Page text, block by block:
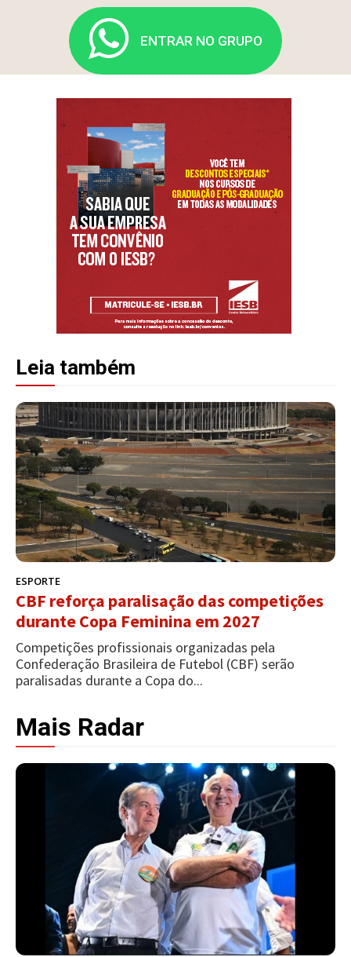
ENTRAR NO GRUPO
Leia também
ESPORTE
CBF reforça paralisação das competições
durante Copa Feminina em 2027
Competições profissionais organizadas pela
Confederação Brasileira de Futebol (CBF) serão
paralisadas durante a Copa do...
Mais Radar